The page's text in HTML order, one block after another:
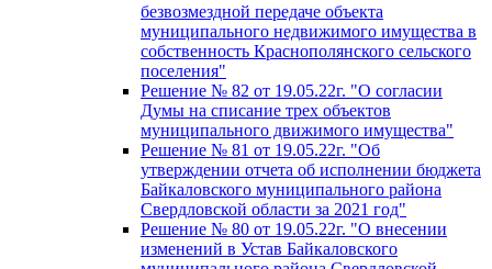
безвозмездной передаче объекта
муниципального недвижимого имущества в
собственность Краснополянского сельского
поселения"
Решение № 82 от 19.05.22г. "О согласии
Думы на списание трех объектов
муниципального движимого имущества"
Решение № 81 от 19.05.22г. "Об
утверждении отчета об исполнении бюджета
Байкаловского муниципального района
Свердловской области за 2021 год"
Решение № 80 от 19.05.22г. "О внесении
изменений в Устав Байкаловского